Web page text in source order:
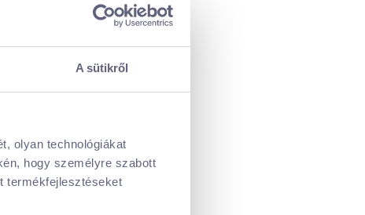
A sütikről
olyan technológiákat
hogy személyre szabott
termékfejlesztéseket